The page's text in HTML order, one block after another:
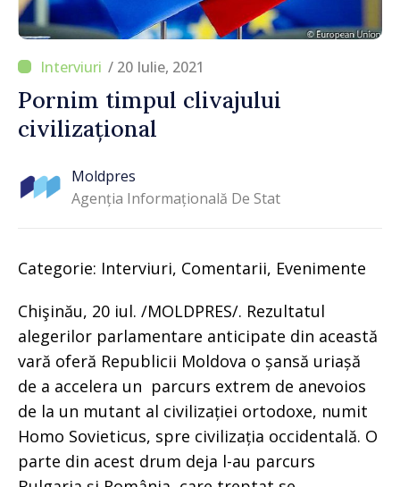
/ 20 Iulie, 2021
Pornim timpul clivajului
civilizațional
Moldpres
Agenția Informațională De Stat
Categorie: Interviuri, Comentarii, Evenimente
Chişinău, 20 iul. /MOLDPRES/. Rezultatul
alegerilor parlamentare anticipate din această
vară oferă Republicii Moldova o șansă uriașă
de a accelera un parcurs extrem de anevoios
de la un mutant al civilizației ortodoxe, numit
Homo Sovieticus, spre civilizația occidentală. O
parte din acest drum deja l-au parcurs